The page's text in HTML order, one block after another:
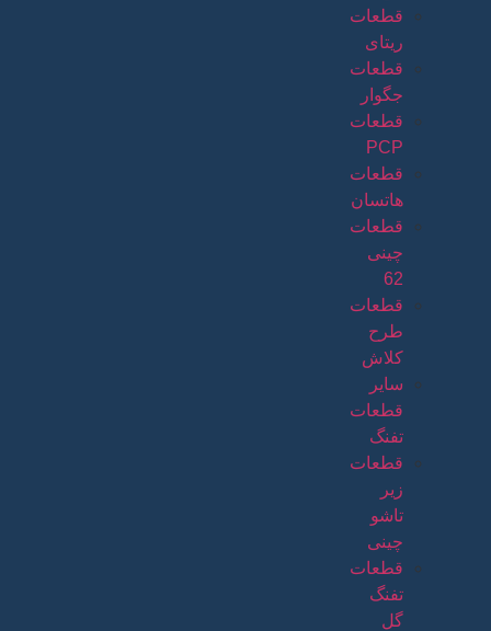
قطعات
ریتای
قطعات
جگوار
قطعات
PCP
قطعات
هاتسان
قطعات
چینی
62
قطعات
طرح
کلاش
سایر
قطعات
تفنگ
قطعات
زیر
تاشو
چینی
قطعات
تفنگ
گل